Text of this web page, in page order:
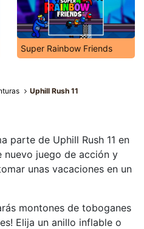
Super Rainbow Friends
Uphill Rush 11
parte de Uphill Rush 11 en
nuevo juego de acción y
unas vacaciones en un
montones de toboganes
Elija un anillo inflable o